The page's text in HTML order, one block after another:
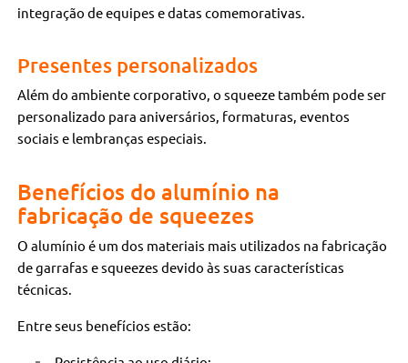
integração de equipes e datas comemorativas.
Presentes personalizados
Além do ambiente corporativo, o squeeze também pode ser
personalizado para aniversários, formaturas, eventos
sociais e lembranças especiais.
Benefícios do alumínio na
fabricação de squeezes
O alumínio é um dos materiais mais utilizados na fabricação
de garrafas e squeezes devido às suas características
técnicas.
Entre seus benefícios estão: